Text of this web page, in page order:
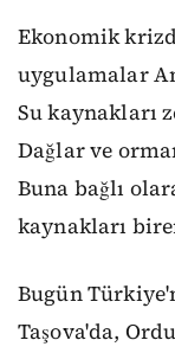
Ekonomik
uygulamalar
Su kaynakları
Dağlar ve
Buna bağlı
kaynakları
Bugün
Taşova'da,